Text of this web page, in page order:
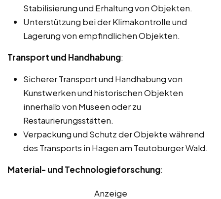
Stabilisierung und Erhaltung von Objekten.
Unterstützung bei der Klimakontrolle und
Lagerung von empfindlichen Objekten.
Transport und Handhabung:
Sicherer Transport und Handhabung von
Kunstwerken und historischen Objekten
innerhalb von Museen oder zu
Restaurierungsstätten.
Verpackung und Schutz der Objekte während
des Transports in Hagen am Teutoburger Wald.
Material- und Technologieforschung:
Anzeige